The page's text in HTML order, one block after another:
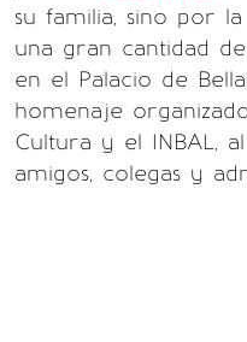
su familia, sino por
una gran cantidad
en el Palacio de
homenaje
Cultura y el INBAL,
amigos, colegas y